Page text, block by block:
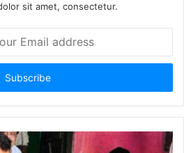
sit amet, consectetur.